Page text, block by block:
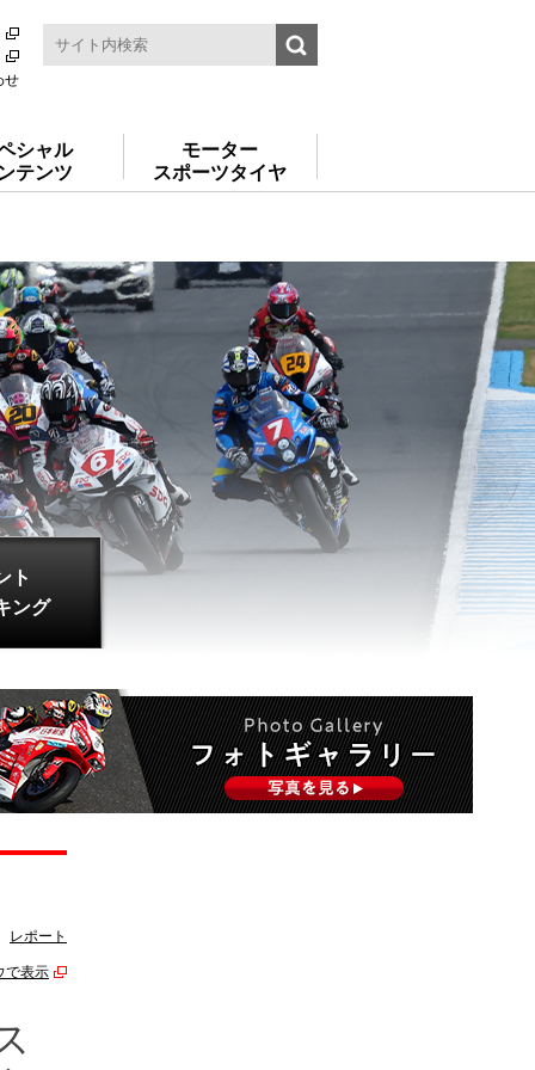
せ
シャル
テンツ
モーター
スポーツタイヤ
ト
ング
レポート
で表示